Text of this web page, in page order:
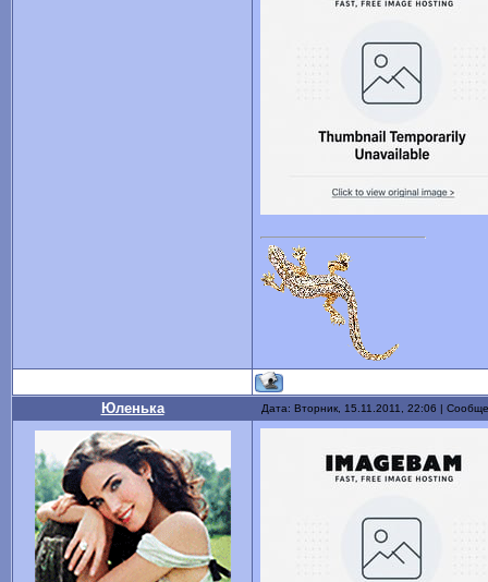
Юленька Дата: Вторник, 15.11.2011, 22:06 |